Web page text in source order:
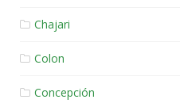
Chajari
Colon
Concepción